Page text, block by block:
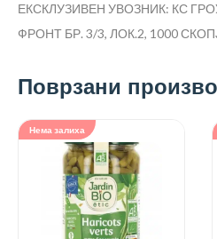
ЕКСКЛУЗИВЕН УВОЗНИК: КС
ФРОНТ БР. 3/3, ЛОК.2, 1000
Поврзани
Нема залиха